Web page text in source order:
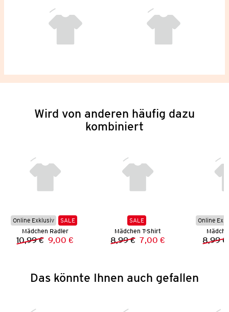
Wird von anderen häufig dazu
kombiniert
Online Exklusiv
SALE
Mädchen Radler
Vorheriger Preis:
10,99 € Neuer Preis:
9,00 €
SALE
Mädchen T-Shirt
Vorheriger Preis:
8,99 € Neuer Preis:
7,00 €
Online
8,99 €
Das könnte Ihnen auch gefallen